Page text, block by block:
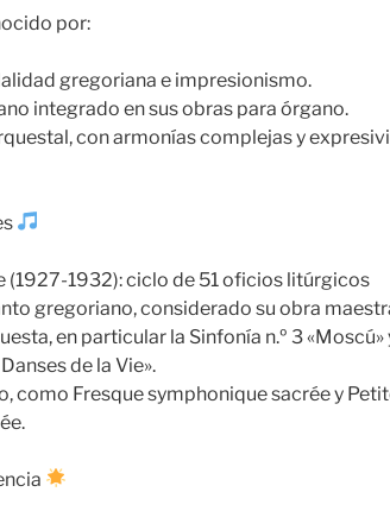
por:
gregoriana e impresionismo.
integrado en sus obras para órgano.
con armonías complejas y
(1927-1932): ciclo de 51 oficios litúrgicos
gregoriano, considerado su obra
en particular la Sinfonía n.º 3 «Moscú»
de la Vie».
como Fresque symphonique sacrée y